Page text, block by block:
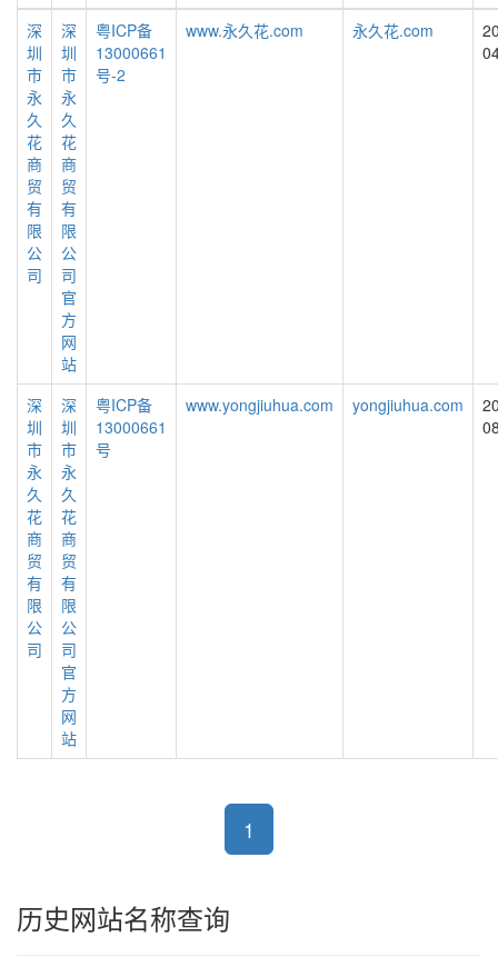
深
圳
市
永
久
花
商
贸
有
限
公
司
深
圳
市
永
久
花
商
贸
有
限
公
司
官
方
网
站
粤ICP备
13000661
号-2
www.永久花.com 永久花.com
深
圳
市
永
久
花
商
贸
有
限
公
司
深
圳
市
永
久
花
商
贸
有
限
公
司
官
方
网
站
粤ICP备
13000661
号
www.yongjiuhua.com yongjiuhua.com
1
历史网站名称查询